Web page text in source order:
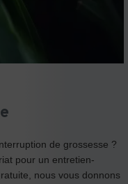
de grossesse ?
pour un entretien-
nous vous donnons